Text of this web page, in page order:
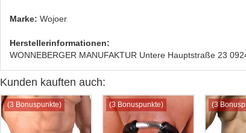
Marke: Wojoer
Herstellerinformationen:
WONNEBERGER MANUFAKTUR Untere Hauptstraße 23
Kunden kauften auch:
(3 Bonuspunkte) (3 Bonuspunkte) (3